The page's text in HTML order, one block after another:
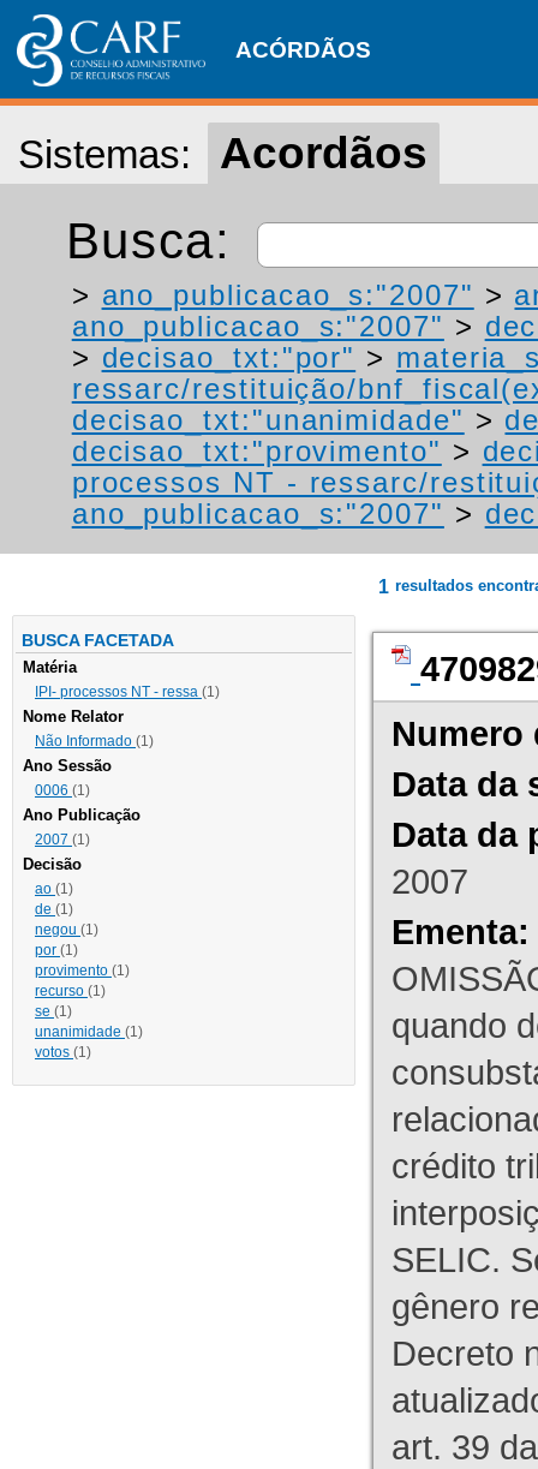
ACÓRDÃOS
Sistemas: Acordãos
Busca:
> ano_publicacao_s:"2007" >
ano_publicacao_s:"2007" >
> decisao_txt:"por" >
ressarc/restituição/
decisao_txt:"unanimidade" >
decisao_txt:"provimento" >
processos NT - ressarc/
ano_publicacao_s:"2007" >
BUSCA FACETADA
Matéria
IPI- processos NT - ressa (1)
Nome Relator
Não Informado (1)
Ano Sessão
0006 (1)
Ano Publicação
2007 (1)
Decisão
ao (1)
de (1)
negou (1)
por (1)
provimento (1)
recurso (1)
se (1)
unanimidade (1)
votos (1)
1 resultados
Numero
Data da
Data da
2007
Ementa:
quando
crédito
SELIC.
gênero
Decreto
art. 39